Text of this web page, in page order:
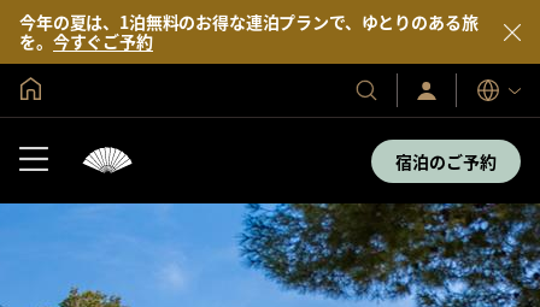
今年の夏は、1泊無料のお得な連泊プランで、ゆとりのある旅
を。 今すぐご予約
当
社
ル
＆
リ
ゾ
サ
イ
ン
／
す
ぐ
入
会
表
示
言
語
宿泊のご予約